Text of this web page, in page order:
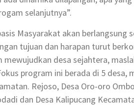
selanjutnya”.
Masyarakat akan berlangsung
tujuan dan harapan turut
mewujudkan desa sejahtera,
program ini berada di 5 desa,
Rejoso, Desa Oro-oro
dan Desa Kalipucang